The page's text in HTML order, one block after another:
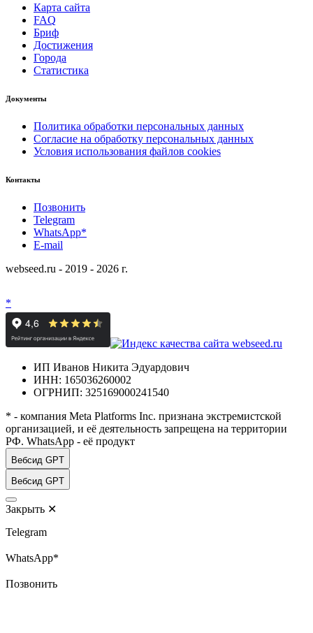
Карта сайта
FAQ
Бриф
Достижения
Города
Статистика
Документы
Политика обработки персональных данных
Согласие на обработку персональных данных
Условия использования файлов cookies
Контакты
Позвонить
Telegram
WhatsApp*
E-mail
webseed.ru - 2019 - 2026 г.
*
ИП Иванов Никита Эдуардович
ИНН: 165036260002
ОГРНИП: 325169000241540
* - компания Meta Platforms Inc. признана экстремистской
организацией, и её деятельность запрещена на территории
РФ. WhatsApp - её продукт
Вебсид GPT
Вебсид GPT
Закрыть ✕
Telegram
WhatsApp*
Позвонить